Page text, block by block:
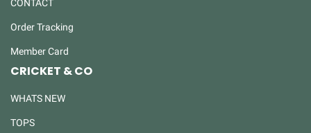
CONTACT
Order Tracking
Member Card
CRICKET & CO
WHATS NEW
TOPS